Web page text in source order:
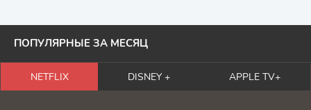
ПОПУЛЯРНЫЕ ЗА МЕСЯЦ
NETFLIX DISNEY + APPLE TV+